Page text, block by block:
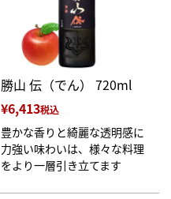
勝山 伝（でん） 720ml
¥6,413税込
豊かな香りと綺麗な透明感に
力強い味わいは、様々な料理
をより一層引き立てます